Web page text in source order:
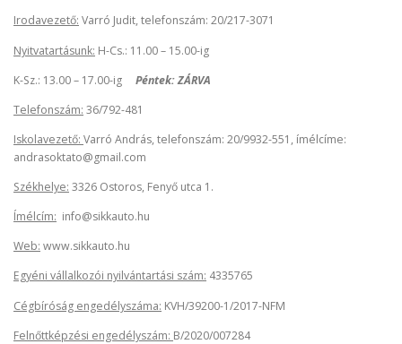
KAPCSOLAT FOGYASZTÓVÉDELMI MUTATÓSZÁMOK
Irodavezető: Varró Judit, telefonszám: 20/217-3071
Nyitvatartásunk: H-Cs.: 11.00 – 15.00-ig
K-Sz.: 13.00 – 17.00-ig Péntek: ZÁRVA
Telefonszám: 36/792-481
Iskolavezető: Varró András, telefonszám: 20/9932-551, ímélcíme:
andrasoktato@gmail.com
Székhelye: 3326 Ostoros, Fenyő utca 1.
Ímélcím: info@sikkauto.hu
Web: www.sikkauto.hu
Egyéni vállalkozói nyilvántartási szám: 4335765
Cégbíróság engedélyszáma: KVH/39200-1/2017-NFM
Felnőttképzési engedélyszám: B/2020/007284